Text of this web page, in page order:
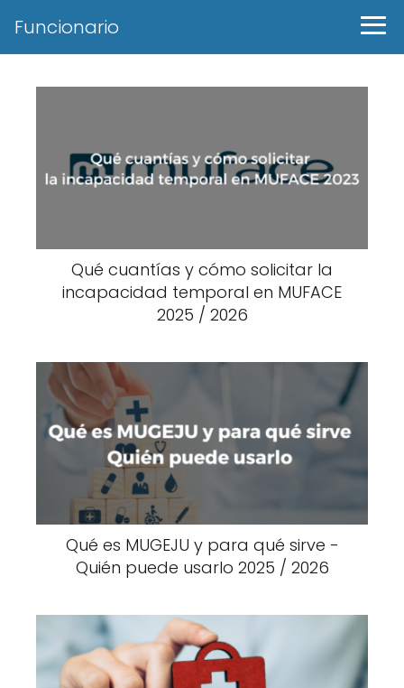
Funcionario
Qué cuantías y cómo solicitar la
incapacidad temporal en MUFACE
2025 / 2026
Qué es MUGEJU y para qué sirve -
Quién puede usarlo 2025 / 2026